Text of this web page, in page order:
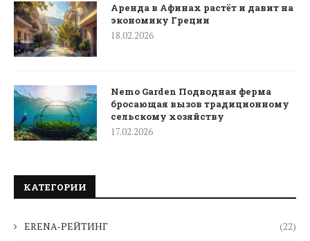
Аренда в Афинах растёт и давит на
экономику Греции
18.02.2026
Nemo Garden Подводная ферма
бросающая вызов традиционному
сельскому хозяйству
17.02.2026
КАТЕГОРИИ
ERENA-РЕЙТИНГ (22)